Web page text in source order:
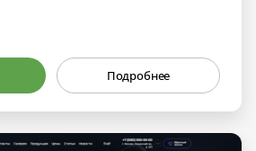
Подробнее